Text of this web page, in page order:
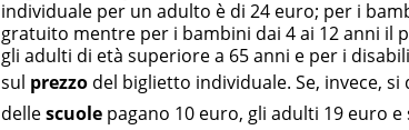
individuale per un adulto è di 24 euro; per i
gratuito mentre per i bambini dai 4 ai 12 anni il
gli adulti di età superiore a 65 anni e per i
sul prezzo del biglietto individuale. Se, invece,
dellescuole pagano 10 euro, gli adulti 19 euro